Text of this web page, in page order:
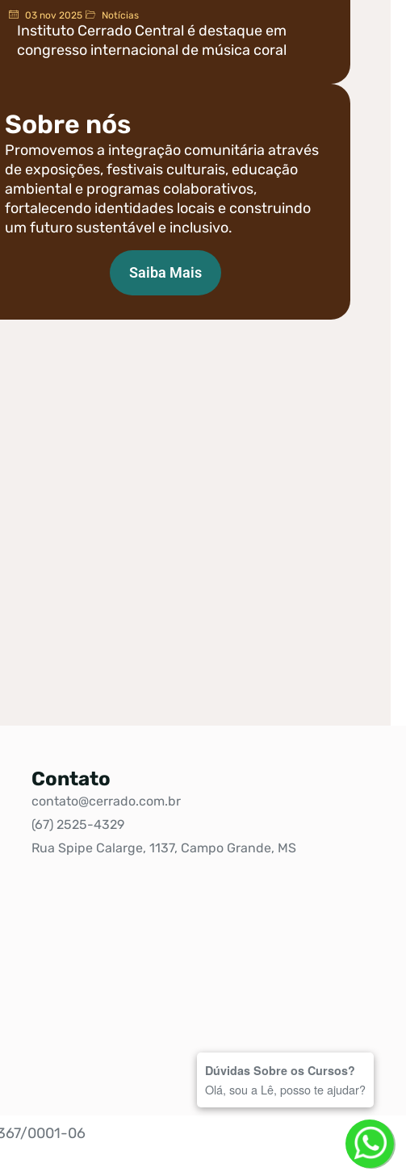
03 nov 2025 Notícias
Instituto Cerrado Central é destaque em
congresso internacional de música coral
Sobre nós
Promovemos a integração comunitária através
de exposições, festivais culturais, educação
ambiental e programas colaborativos,
fortalecendo identidades locais e construindo
um futuro sustentável e inclusivo.
Saiba Mais
Dúvidas Sobre os Cursos?
Olá, sou a Lê, posso te ajudar?
Contato
contato@cerrado.com.br
(67) 2525-4329
Rua Spipe Calarge, 1137, Campo Grande, MS
0001-06